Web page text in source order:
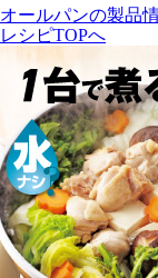
オールパンの製品
レシピTOPへ